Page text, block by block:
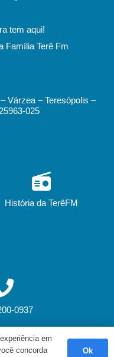
tem aqui!
Família Terê Fm
Várzea – Teresópolis –
025
História da TerêFM
0937
em
concorda
Ok